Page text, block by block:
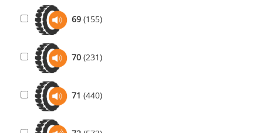
69 (155)
70 (231)
71 (440)